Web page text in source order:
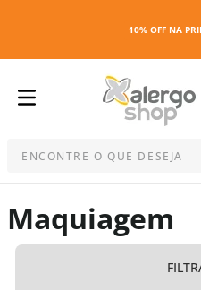
10% OFF NA
Maquiagem
1º kit
2º esmalte
capa colchao antiacaro